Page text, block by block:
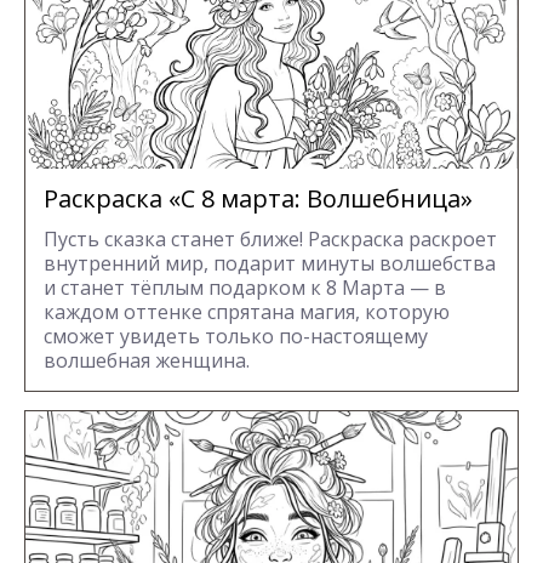
Раскраска «С 8 марта: Волшебница»
Пусть сказка станет ближе! Раскраска раскроет
внутренний мир, подарит минуты волшебства
и станет тёплым подарком к 8 Марта — в
каждом оттенке спрятана магия, которую
сможет увидеть только по-настоящему
волшебная женщина.